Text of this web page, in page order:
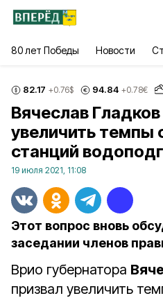
80 лет Победы Новости
82.17 +0.76$ 94.84 +0.78€
Вячеслав
увеличить темпы
станций
19 июля 2021, 11:08
Этот вопрос вновь
заседании членов
Врио губернатора
призвал увеличить